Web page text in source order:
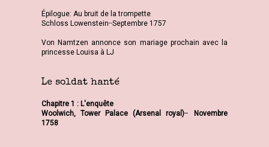
Épilogue: Au bruit de la trompette
Schloss Lowenstein ̶ Septembre 1757
Von Namtzen annonce son mariage prochain avec la
princesse Louisa à LJ
Le soldat hanté
Chapitre 1 : L'enquête
Woolwich, Tower Palace (Arsenal royal) ̶ Novembre
1758